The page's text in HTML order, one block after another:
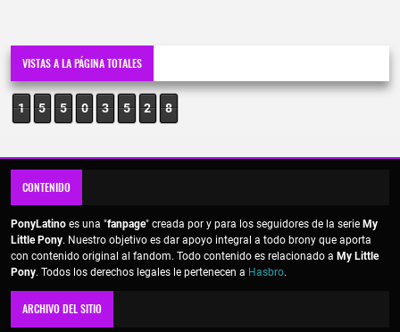
VISTAS A LA PÁGINA TOTALES
1 5 5 0 3 5 2 8
CONTENIDO
PonyLatino es una "fanpage" creada por y para los seguidores de la serie My
Little Pony. Nuestro objetivo es dar apoyo integral a todo brony que aporta
con contenido original al fandom. Todo contenido es relacionado a My Little
Pony. Todos los derechos legales le pertenecen a Hasbro.
ARCHIVO DEL SITIO